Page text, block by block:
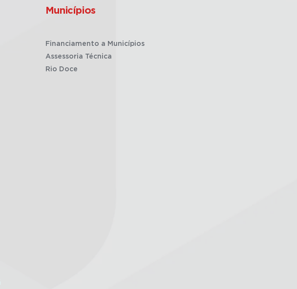
Municípios
Financiamento a Municípios
Assessoria Técnica
Rio Doce